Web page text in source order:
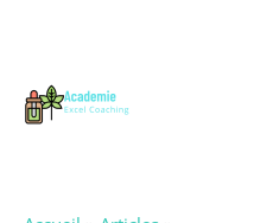
contenu